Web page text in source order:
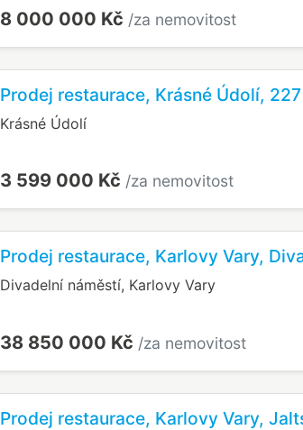
8 000 000 Kč /za nemovitost
Prodej restaurace, Krásné Údolí,
Krásné Údolí
3 599 000 Kč /za nemovitost
Prodej restaurace, Karlovy Vary,
Divadelní náměstí, Karlovy Vary
38 850 000 Kč /za nemovitost
Prodej restaurace, Karlovy Vary,